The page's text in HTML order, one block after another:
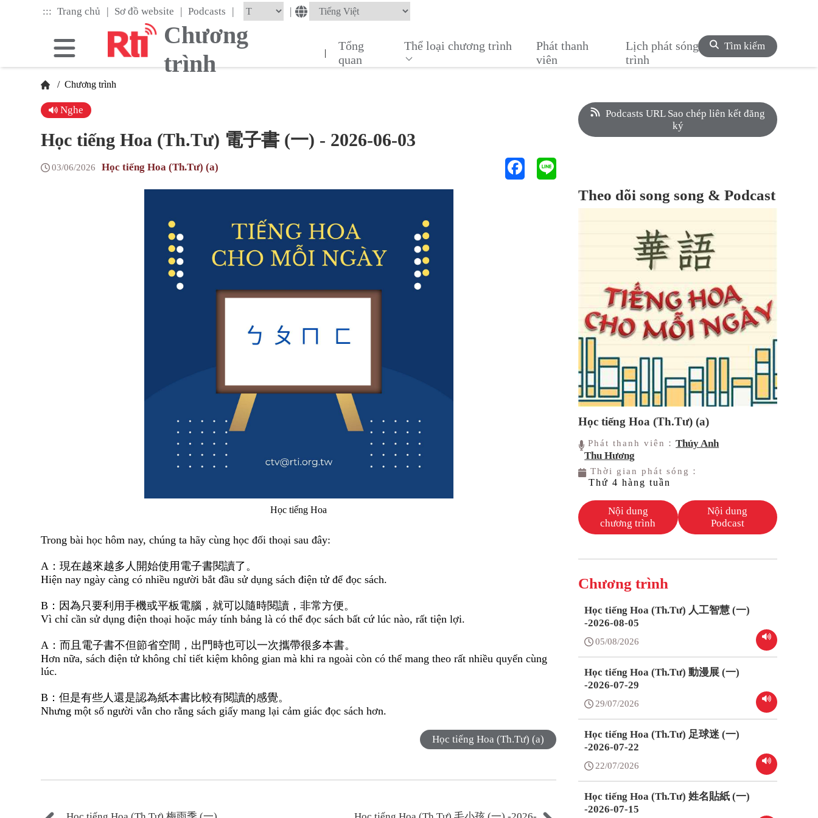
::: Trang chủ | Sơ đồ website | Podcasts | |
Chương
trình
|
Tổng
quan
Thể loại chương trình
Phát thanh
viên
Lịch phát sóng chương
trình
Tìm kiếm
/ Chương trình
Nghe
Học tiếng Hoa (Th.Tư) 電子書 (一) - 2026-06-03
03/06/2026 Học tiếng Hoa (Th.Tư) (a)
Học tiếng Hoa
Trong bài học hôm nay, chúng ta hãy cùng học đối thoại sau đây:
A：現在越來越多人開始使用電子書閱讀了。
Hiện nay ngày càng có nhiều người bắt đầu sử dụng sách điện tử để đọc sách.
B：因為只要利用手機或平板電腦，就可以隨時閱讀，非常方便。
Vì chỉ cần sử dụng điện thoại hoặc máy tính bảng là có thể đọc sách bất cứ lúc nào, rất tiện lợi.
A：而且電子書不但節省空間，出門時也可以一次攜帶很多本書。
Hơn nữa, sách điện tử không chỉ tiết kiệm không gian mà khi ra ngoài còn có thể mang theo rất nhiều quyển cùng
lúc.
B：但是有些人還是認為紙本書比較有閱讀的感覺。
Nhưng một số người vẫn cho rằng sách giấy mang lại cảm giác đọc sách hơn.
Học tiếng Hoa (Th.Tư) (a)
Podcasts URL Sao chép liên kết đăng
ký
Theo dõi song song & Podcast
Học tiếng Hoa (Th.Tư) (a)
Phát thanh viên：Thúy Anh
Thu Hương
Thời gian phát sóng：
Thứ 4 hàng tuần
Nội dung
chương trình
Nội dung
Podcast
Chương trình
Học tiếng Hoa (Th.Tư) 人工智慧 (一)
-2026-08-05
05/08/2026
Học tiếng Hoa (Th.Tư) 動漫展 (一)
-2026-07-29
29/07/2026
Học tiếng Hoa (Th.Tư) 足球迷 (一)
-2026-07-22
22/07/2026
Học tiếng Hoa (Th.Tư) 姓名貼紙 (一)
-2026-07-15